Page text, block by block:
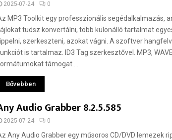
2025-07-24 0
MP3 Toolkit egy professzionális segédalkalmazás,
tudsz konvertálni, több különálló tartalmat
szerkeszteni, azokat vágni. A szoftver
is tartalmaz. ID3 Tag szerkesztővel. MP3,
támogat....
Bővebben
Audio Grabber 8.2.5.585
2025-07-24 0
Any Audio Grabber egy műsoros CD/DVD lemezek